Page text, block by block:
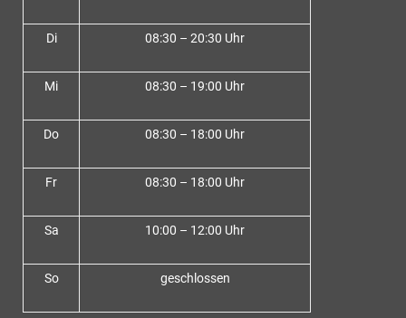
Di 08:30 – 20:30 Uhr
Mi 08:30 – 19:00 Uhr
Do 08:30 – 18:00 Uhr
Fr 08:30 – 18:00 Uhr
Sa 10:00 – 12:00 Uhr
So geschlossen